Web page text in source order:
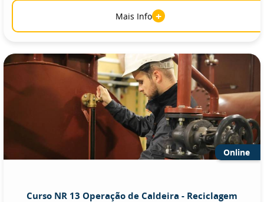
Mais Info +
Online
Curso NR 13 Operação de Caldeira - Reciclagem